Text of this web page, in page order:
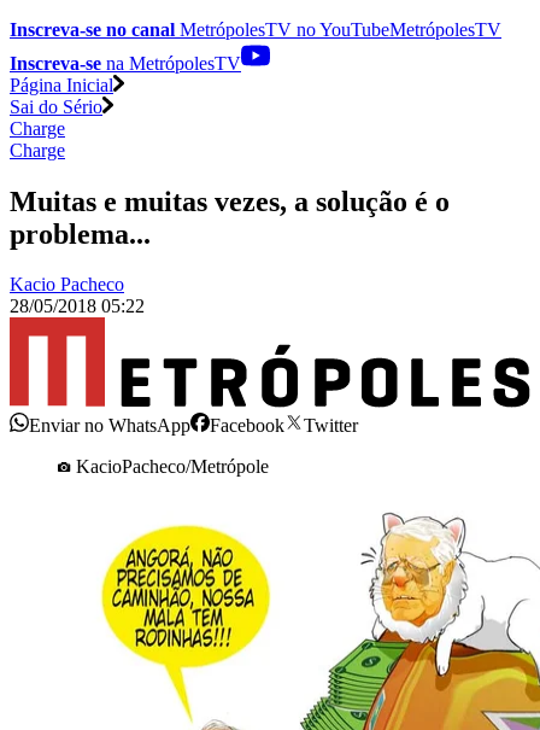
Inscreva-se no canal MetrópolesTV noYouTubeMetrópolesTV
Inscreva-se na MetrópolesTV
Página Inicial
Sai do Sério
Charge
Charge
Muitas e muitas vezes, a solução é o
problema...
Kacio Pacheco
28/05/2018 05:22
Enviar no WhatsApp Facebook
Twitter
KacioPacheco/Metrópole